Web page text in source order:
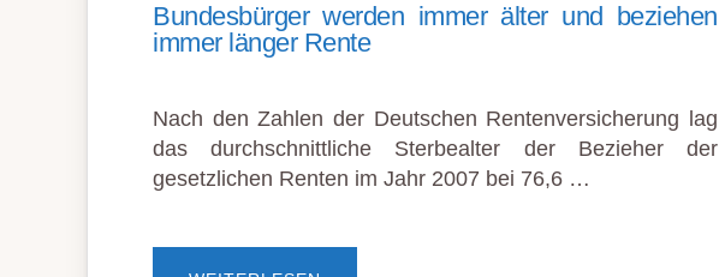
Bundesbürger werden immer älter und beziehen
immer länger Rente
Nach den Zahlen der Deutschen Rentenversicherung lag
das durchschnittliche Sterbealter der Bezieher der
gesetzlichen Renten im Jahr 2007 bei 76,6 …